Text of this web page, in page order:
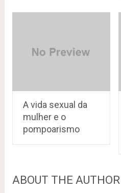
A vida sexual da
mulher e o
pompoarismo
ABOUT THE AUTHOR